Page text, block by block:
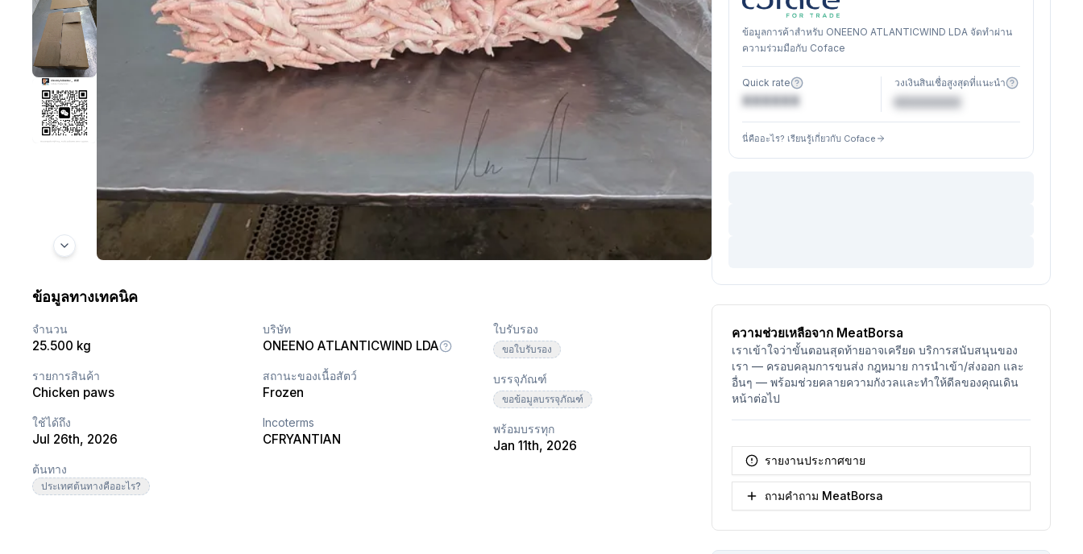
ข้อมูลทางเทคนิค
จำนวน
25.500 kg
รายการสินค้า
Chicken paws
ใช้ได้ถึง
Jul 26th, 2026
ต้นทาง
ประเทศต้นทางคืออะไร?
บริษัท
ONEENO ATLANTICWIND LDA
สถานะของเนื้อสัตว์
Frozen
Incoterms
CFRYANTIAN
ใบรับรอง
ขอใบรับรอง
บรรจุภัณฑ์
ขอข้อมูลบรรจุภัณฑ์
พร้อมบรรทุก
Jan 11th, 2026
ข้อมูลการค้าสำหรับ ONEENO ATLANTICWIND LDA จัดทำผ่าน
ความร่วมมือกับ Coface
Quick rate
XXXXXX
วงเงินสินเชื่อสูงสุดที่แนะนำ
€XXXXXX
นี่คืออะไร? เรียนรู้เกี่ยวกับ Coface
ความช่วยเหลือจาก MeatBorsa
เราเข้าใจว่าขั้นตอนสุดท้ายอาจเครียด บริการสนับสนุนของ
เรา — ครอบคลุมการขนส่ง กฎหมาย การนำเข้า/ส่งออก และ
อื่นๆ — พร้อมช่วยคลายความกังวลและทำให้ดีลของคุณเดิน
หน้าต่อไป
รายงานประกาศขาย
ถามคำถาม MeatBorsa